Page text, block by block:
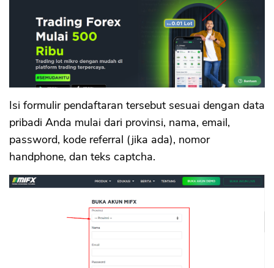
Isi formulir pendaftaran tersebut sesuai dengan data
pribadi Anda mulai dari provinsi, nama, email,
password, kode referral (jika ada), nomor
handphone, dan teks captcha.